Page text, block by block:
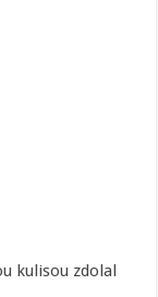
kulisou zdolal